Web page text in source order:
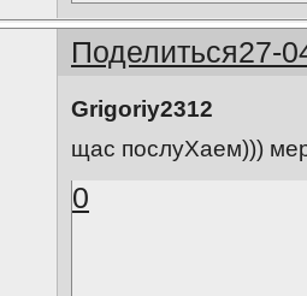
Поделиться27-
Grigoriy2312
щас послуХаем)))
0